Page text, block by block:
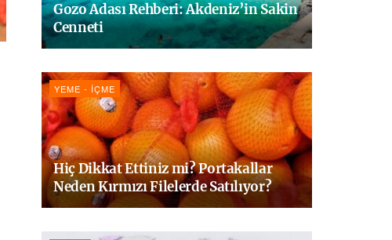
Gozo Adası Rehberi: Akdeniz’in Sakin
Cenneti
YEME - İÇME
Hiç Dikkat Ettiniz mi? Portakallar
Neden Kırmızı Filelerde Satılıyor?